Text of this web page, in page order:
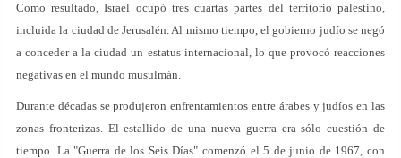
Como resultado, Israel ocupó tres cuartas partes del territorio palestino,
incluida la ciudad de Jerusalén. Al mismo tiempo, el gobierno judío se negó
a conceder a la ciudad un estatus internacional, lo que provocó reacciones
negativas en el mundo musulmán.
Durante décadas se produjeron enfrentamientos entre árabes y judíos en las
zonas fronterizas. El estallido de una nueva guerra era sólo cuestión de
tiempo. La "Guerra de los Seis Días" comenzó el 5 de junio de 1967, con